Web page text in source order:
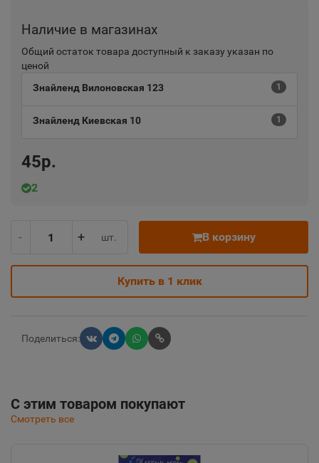
Наличие в магазинах
Общий остаток товара доступный к заказу указан по
ценой
Знайленд Вилоновская 123
1
Знайленд Киевская 10 1
45р.
2
- + шт. В корзину
Купить в 1 клик
Поделиться:
С этим товаром покупают
Смотреть все